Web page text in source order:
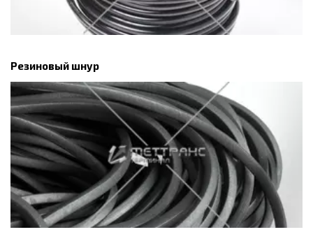
Резиновый шнур